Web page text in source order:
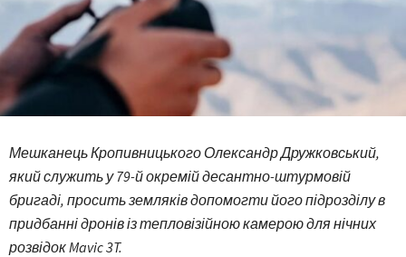
МешканецьКропивницького ОлександрДружковський,
який служить у 79-й окремій десантно-штурмовій
бригаді, проситьземляківдопомогтийогопідрозділув
придбаннідронівізтепловізійноюкамероюдлянічних
розвідокMavic 3T.